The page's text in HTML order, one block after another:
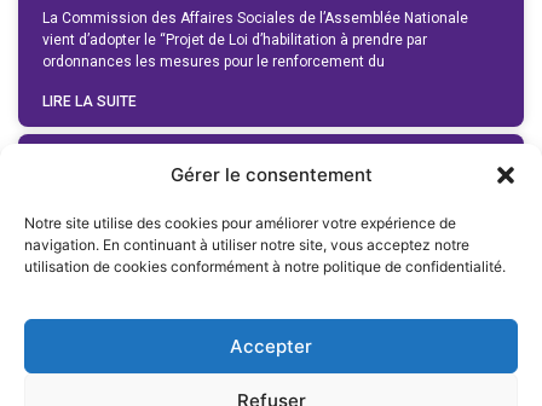
Gérer le consentement
Notre site utilise des cookies pour améliorer votre expérience de
navigation. En continuant à utiliser notre site, vous acceptez notre
utilisation de cookies conformément à notre politique de confidentialité.
Accepter
Refuser
La Commission des Affaires Sociales de l’Assemblée Nationale
vient d’adopter le “Projet de Loi d’habilitation à prendre par
ordonnances les mesures pour le renforcement du
LIRE LA SUITE
Des ordonnances qui rendraient malade
QUATENNENS – Député du Nord Mardi 4 Juillet 2017 Ce Lundi 3
Juillet, le pharaon Macron jouait
3 4 5